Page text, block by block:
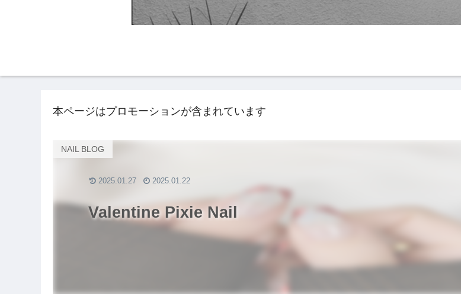
本ページはプロモーションが含まれています
Valentine Pixie Nail
NAIL BLOG
2025.01.27 2025.01.22